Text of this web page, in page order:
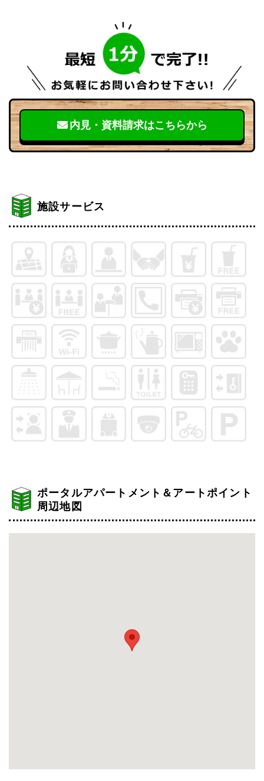
内見・資料請求はこちらから
施設サービス
ポータルアパートメント＆アートポイント
周辺地図